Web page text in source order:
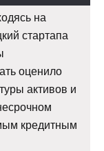
на
стартапа
оценило
активов и
кредитным